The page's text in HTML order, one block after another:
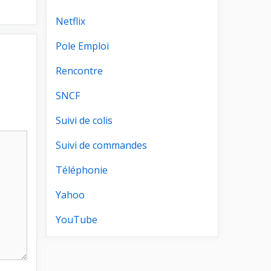
Netflix
Pole Emploi
Rencontre
SNCF
Suivi de colis
Suivi de commandes
Téléphonie
Yahoo
YouTube